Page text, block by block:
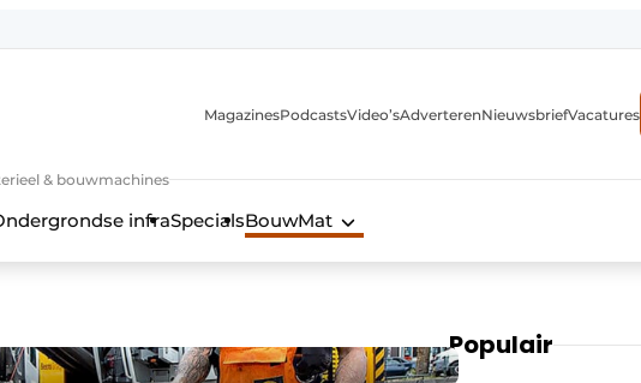
& bouwmachines
MagazinesPodcastsVideo’sAdverterenNieuwsbriefVacatures
infraSpecialsBouwMat
Populair